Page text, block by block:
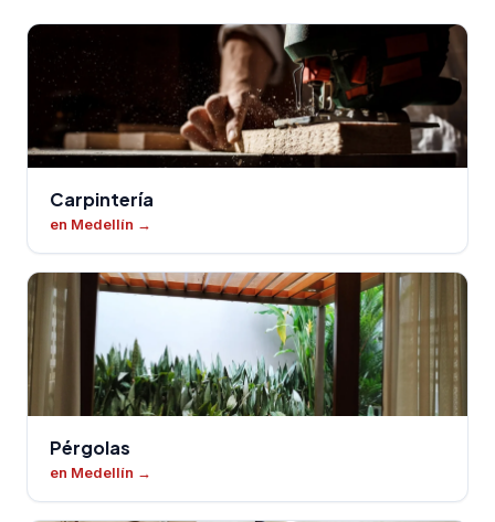
Carpintería
en Medellín →
Pérgolas
en Medellín →